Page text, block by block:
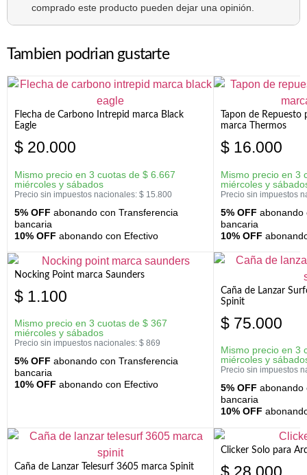
comprado este producto pueden dejar una opinión.
Tambien podrian gustarte
Flecha de Carbono Intrepid marca Black
Eagle
$ 20.000
Mismo precio en 3 cuotas de $ 6.667
miércoles y sábados
Precio sin impuestos nacionales: $ 15.800
5% OFF abonando con Transferencia
bancaria
10% OFF abonando con Efectivo
Tapon de Repuesto
marca Thermos
$ 16.000
Mismo precio en 3
miércoles y
Precio sin impuestos
5% OFF abonando
bancaria
10% OFF
Nocking Point marca Saunders
$ 1.100
Mismo precio en 3 cuotas de $ 367
miércoles y sábados
Precio sin impuestos nacionales: $ 869
5% OFF abonando con Transferencia
bancaria
10% OFF abonando con Efectivo
Caña de Lanzar
Spinit
$ 75.000
Mismo precio en 3
miércoles y
Precio sin impuestos
5% OFF abonando
bancaria
10% OFF
Caña de Lanzar Telesurf 3605 marca Spinit
Clicker Solo para